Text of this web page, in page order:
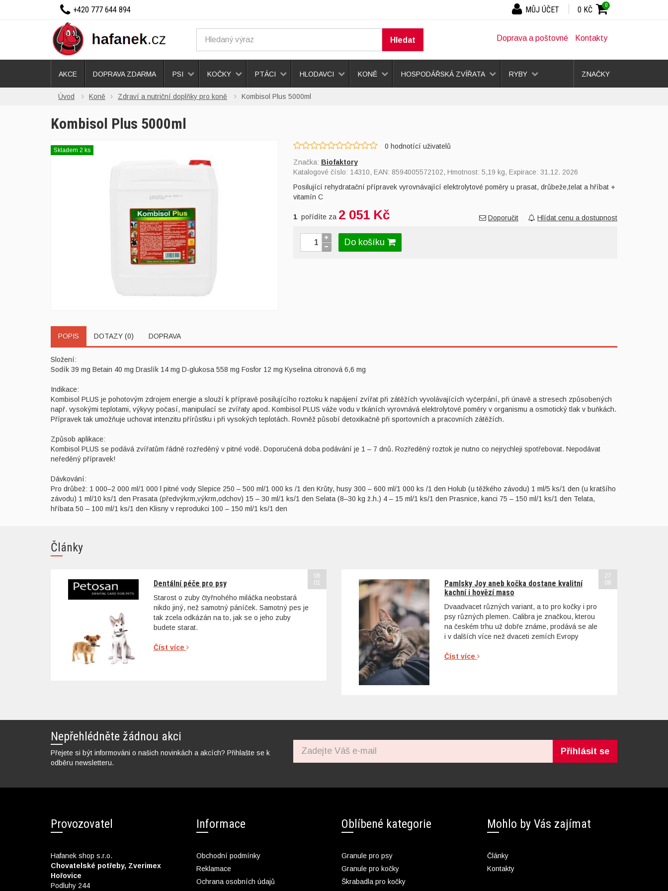
Hledat Doprava a poštovné Kontakty
Úvod Koně Zdraví a nutriční doplňky pro koně Kombisol Plus 5000ml
Kombisol Plus 5000ml
Skladem 2 ks 0 hodnotící uživatelů
Značka: Biofaktory
Katalogové číslo: 14310, EAN: 8594005572102, Hmotnost: 5,19 kg, Expirace: 31.12. 2026
Posilující rehydratační přípravek vyrovnávající elektrolytové poměry u prasat, drůbeže,telat a hříbat +
vitamín C
Doporučit Hlídat cenu a dostupnost
1 pořídíte za 2 051 Kč
Do košíku
POPIS DOTAZY (0) DOPRAVA
Složení:
Sodík 39 mg Betain 40 mg Draslík 14 mg D-glukosa 558 mg Fosfor 12 mg Kyselina citronová 6,6 mg
Indikace:
Kombisol PLUS je pohotovým zdrojem energie a slouží k přípravě posilujícího roztoku k napájení zvířat při zátěžích vyvolávajících vyčerpání, při únavě a stresech způsobených
např. vysokými teplotami, výkyvy počasí, manipulací se zvířaty apod. Kombisol PLUS váže vodu v tkáních vyrovnává elektrolytové poměry v organismu a osmotický tlak v buňkách.
Přípravek tak umožňuje uchovat intenzitu přírůstku i při vysokých teplotách. Rovněž působí detoxikačně při sportovních a pracovních zátěžích.
Způsob aplikace:
Kombisol PLUS se podává zvířatům řádně rozředěný v pitné vodě. Doporučená doba podávání je 1 – 7 dnů. Rozředěný roztok je nutno co nejrychleji spotřebovat. Nepodávat
neředěný přípravek!
Dávkování:
Pro drůbež: 1 000–2 000 ml/1 000 l pitné vody Slepice 250 – 500 ml/1 000 ks /1 den Krůty, husy 300 – 600 ml/1 000 ks /1 den Holub (u těžkého závodu) 1 ml/5 ks/1 den (u kratšího
závodu) 1 ml/10 ks/1 den Prasata (předvýkrm,výkrm,odchov) 15 – 30 ml/1 ks/1 den Selata (8–30 kg ž.h.) 4 – 15 ml/1 ks/1 den Prasnice, kanci 75 – 150 ml/1 ks/1 den Telata,
hříbata 50 – 100 ml/1 ks/1 den Klisny v reprodukci 100 – 150 ml/1 ks/1 den
Články
Dentální péče pro psy
Starost o zuby čtyřnohého miláčka neobstará
nikdo jiný, než samotný páníček. Samotný pes je
tak zcela odkázán na to, jak se o jeho zuby
budete starat.
Číst více
06
01
Pamlsky Joy aneb kočka dostane kvalitní
kachní i hovězí maso
Dvaadvacet různých variant, a to pro kočky i pro
psy různých plemen. Calibra je značkou, kterou
na českém trhu už dobře známe, prodává se ale
i v dalších více než dvaceti zemích Evropy
Číst více
27
08
Nepřehlédněte žádnou akci
Přejete si být informováni o našich novinkách a akcích? Přihlašte se k
odběru newsletteru.
Přihlásit se
Provozovatel
Hafanek shop s.r.o.
Chovatelské potřeby, Zverimex
Hořovice
Podluhy 244
Informace
Obchodní podmínky
Reklamace
Ochrana osobních údajů
Oblíbené kategorie
Granule pro psy
Granule pro kočky
Škrabadla pro kočky
Mohlo by Vás zajímat
Články
Kontakty
AKCE DOPRAVA ZDARMA PSI KOČKY PTÁCI HLODAVCI KONĚ HOSPODÁŘSKÁ ZVÍŘATA RYBY ZNAČKY
0 KČ 0
MŮJ ÚČET
+420 777 644 894